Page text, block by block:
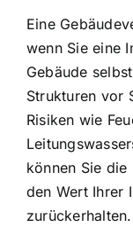
Eine
wenn Sie eine
Gebäude
Strukturen vor
Risiken wie
können Sie
den Wert Ihrer
zurückerhalten.